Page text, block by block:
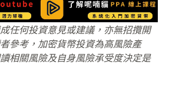
任何投資意見或建議，亦無招攬開
參考，加密貨幣投資為高風險產
相關風險及自身風險承受度決定是